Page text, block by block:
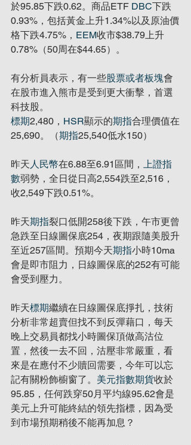
於95.85下跌0.62。商品ETF DBC下跌
0.93%，包括黃金上升1.34%以及原油價
格下跌4.75%， EEM收市$38.79上升
0.78%（50周在$44.65）。
有分析員表示，有一些股票或者板塊會
在股市進入熊市是受到更大衝擊，首選
科技股。
標期2,480， HSR顯示的期指合理價值在
25,690。（期指25,540低水150）
昨天人民幣在6.88至6.91區間， 上證指
數弱勢，全日從日高2,554跌至2,516，
收2,549下跌0.51%。
昨天期指裂口低開258後下跌，午市更曾
急跌至日線圖保底254，夜期跟隨美股升
至近257區間。預期今天期指小時10ma
會是即市阻力，日線圖保底的252有可能
會受到壓力。
昨天標期繼續在日線圖保底掙扎，技術
分析非常超賣但找不到反彈藉口，每天
晚上交易員都找小時圖保頂做高沽位
置，然後一去不回，沽壓非常嚴重，看
來是在應付不少贖回需要，今年可以忘
記有關粉飾櫥窗了。 美元指數期貨收於
95.85，任何跌穿50月平圴線95.62會是
美元上升可能終結的領先指標，因為受
到市場預期稍後不能再加息？